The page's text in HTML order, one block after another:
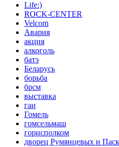
Life:)
ROCK-CENTER
Velcom
Авария
акция
алкоголь
батэ
Беларусь
борьба
брсм
выставка
гаи
Гомель
гомсельмаш
горисполком
дворец Румянцевых и